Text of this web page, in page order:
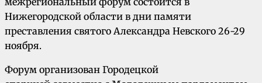
Нижегородской области в дни памяти
преставления святого Александра Невского 26-29
ноября.
Форум организован Городецкой